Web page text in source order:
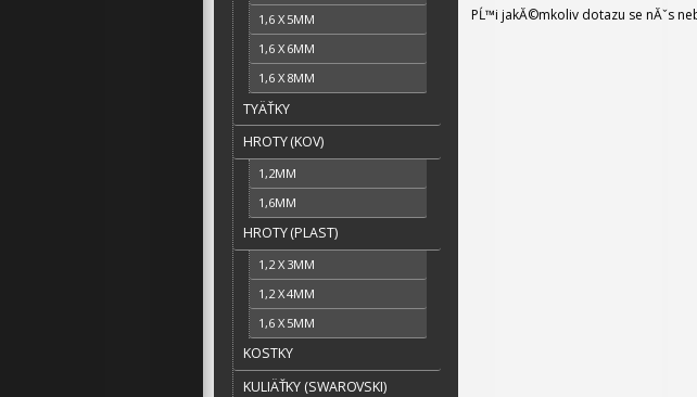
PĹ™i jakĂ©mkoliv dotazu se nĂˇs
1,6 X 5MM
1,6 X 6MM
1,6 X 8MM
TYÄŤKY
HROTY (KOV)
1,2MM
1,6MM
HROTY (PLAST)
1,2 X 3MM
1,2 X 4MM
1,6 X 5MM
KOSTKY
KULIÄŤKY (SWAROVSKI)